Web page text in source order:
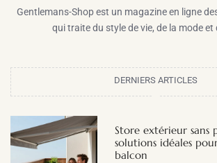
Gentlemans-Shop est un magazine en ligne
qui traite du style de vie, de la mode et
DERNIERS ARTICLES
Store extérieur sans
solutions idéales
balcon